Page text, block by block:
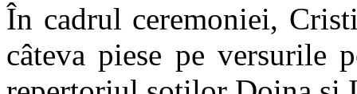
În cadrul ceremoniei,
câteva piese pe versurile